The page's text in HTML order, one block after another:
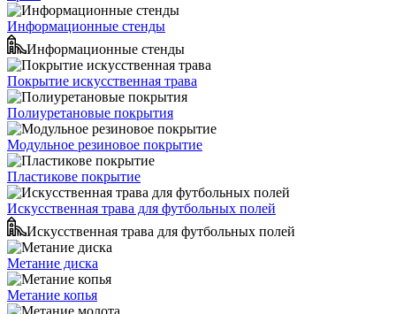
Информационные стенды
Информационные стенды
Покрытие искусственная трава
Полиуретановые покрытия
Модульное резиновое покрытие
Пластикове покрытие
Искусственная трава для футбольных полей
Искусственная трава для футбольных полей
Метание диска
Метание копья